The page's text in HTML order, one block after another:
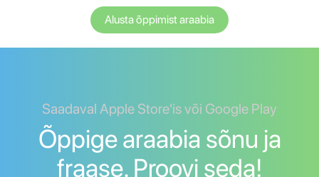
Alusta õppimist araabia
Saadaval Apple Store'is või Google Play
Õppige araabia sõnu ja
fraase. Proovi seda!